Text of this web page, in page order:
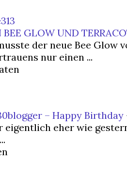
BEE GLOW UND
der neue Bee
nur einen ...
– Happy Birthday
eigentlich eher wie